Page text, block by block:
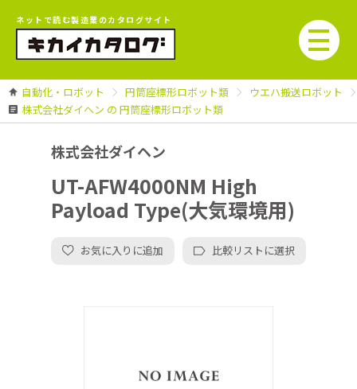
ネットで読む製造業のカタログサイト
自動化・ロボット 円筒座標形ロボット類
ウエハ搬送ロボット
株式会社ダイヘン の 円筒座標形ロボット類
株式会社ダイヘン
UT-AFW4000NM High
Payload Type(大気環境用)
お気に入りに追加 比較リストに選択